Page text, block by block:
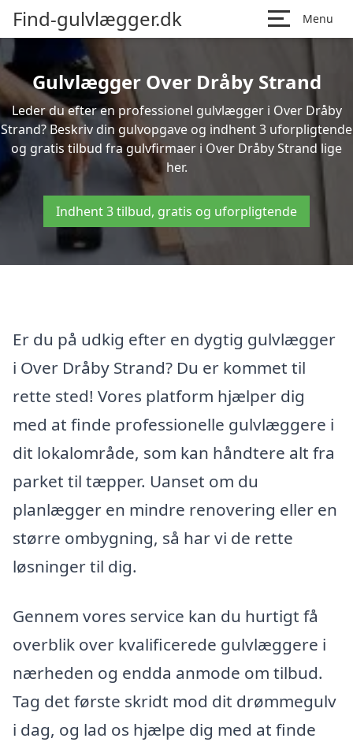
Find-gulvlægger.dk Menu
Gulvlægger Over Dråby Strand
Leder du efter en professionel gulvlægger i Over Dråby
Strand? Beskriv din gulvopgave og indhent 3 uforpligtende
og gratis tilbud fra gulvfirmaer i Over Dråby Strand lige
her.
Indhent 3 tilbud, gratis og uforpligtende
Er du på udkig efter en dygtig gulvlægger
i Over Dråby Strand? Du er kommet til
rette sted! Vores platform hjælper dig
med at finde professionelle gulvlæggere i
dit lokalområde, som kan håndtere alt fra
parket til tæpper. Uanset om du
planlægger en mindre renovering eller en
større ombygning, så har vi de rette
løsninger til dig.
Gennem vores service kan du hurtigt få
overblik over kvalificerede gulvlæggere i
nærheden og endda anmode om tilbud.
Tag det første skridt mod dit drømmegulv
i dag, og lad os hjælpe dig med at finde